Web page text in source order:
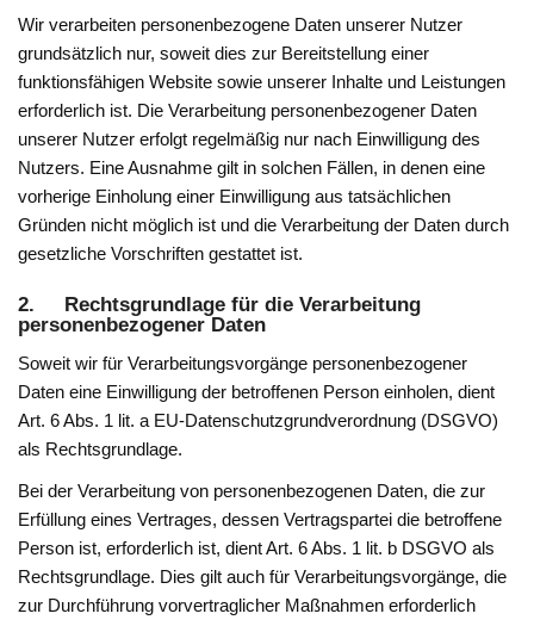
Wir verarbeiten personenbezogene Daten unserer Nutzer
grundsätzlich nur, soweit dies zur Bereitstellung einer
funktionsfähigen Website sowie unserer Inhalte und Leistungen
erforderlich ist. Die Verarbeitung personenbezogener Daten
unserer Nutzer erfolgt regelmäßig nur nach Einwilligung des
Nutzers. Eine Ausnahme gilt in solchen Fällen, in denen eine
vorherige Einholung einer Einwilligung aus tatsächlichen
Gründen nicht möglich ist und die Verarbeitung der Daten durch
gesetzliche Vorschriften gestattet ist.
2. Rechtsgrundlage für die Verarbeitung
personenbezogener Daten
Soweit wir für Verarbeitungsvorgänge personenbezogener
Daten eine Einwilligung der betroffenen Person einholen, dient
Art. 6 Abs. 1 lit. a EU-Datenschutzgrundverordnung (DSGVO)
als Rechtsgrundlage.
Bei der Verarbeitung von personenbezogenen Daten, die zur
Erfüllung eines Vertrages, dessen Vertragspartei die betroffene
Person ist, erforderlich ist, dient Art. 6 Abs. 1 lit. b DSGVO als
Rechtsgrundlage. Dies gilt auch für Verarbeitungsvorgänge, die
zur Durchführung vorvertraglicher Maßnahmen erforderlich